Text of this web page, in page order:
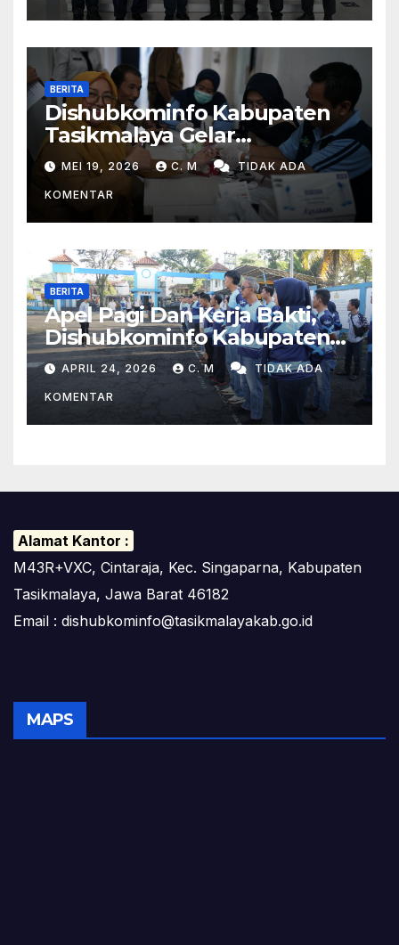
BERITA
Dishubkominfo Kabupaten
Tasikmalaya Gelar
Pemeriksaan Kesehatan Bagi
Para Pegawai
MEI 19, 2026 C. M TIDAK ADA
KOMENTAR
BERITA
Apel Pagi Dan Kerja Bakti,
Dishubkominfo Kabupaten
Tasikmalaya Ciptakan
Lingkungan Kerja Yang Sehat
APRIL 24, 2026 C. M TIDAK ADA
KOMENTAR
Alamat Kantor :
M43R+VXC, Cintaraja, Kec. Singaparna, Kabupaten
Tasikmalaya, Jawa Barat 46182
Email : dishubkominfo@tasikmalayakab.go.id
MAPS